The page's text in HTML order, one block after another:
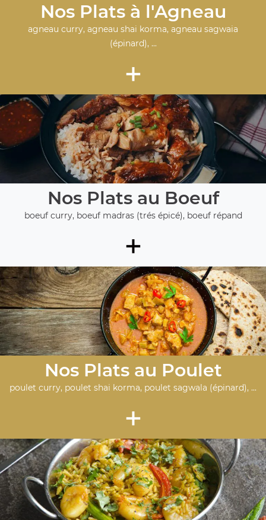
Nos Plats à l'Agneau
agneau curry, agneau shai korma, agneau sagwaia
(épinard), ...
+
Nos Plats au Boeuf
boeuf curry, boeuf madras (trés épicé), boeuf répand
+
Nos Plats au Poulet
poulet curry, poulet shai korma, poulet sagwala (épinard), ...
+